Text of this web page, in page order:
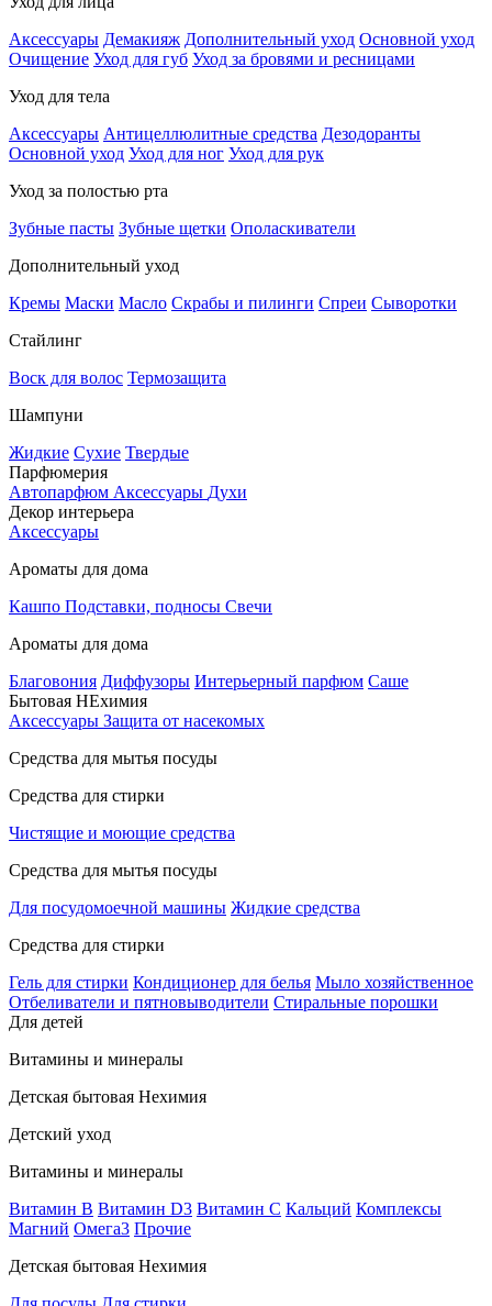
Аксессуары Демакияж Дополнительный уход Основной уход
Очищение Уход для губ Уход за бровями и ресницами
Уход для тела
Аксессуары Антицеллюлитные средства Дезодоранты
Основной уход Уход для ног Уход для рук
Уход за полостью рта
Зубные пасты Зубные щетки Ополаскиватели
Дополнительный уход
Кремы Маски Масло Скрабы и пилинги Спреи Сыворотки
Стайлинг
Воск для волос Термозащита
Шампуни
Жидкие Сухие Твердые
Парфюмерия
Автопарфюм Аксессуары Духи
Декор интерьера
Аксессуары
Ароматы для дома
Кашпо Подставки, подносы Свечи
Ароматы для дома
Благовония Диффузоры Интерьерный парфюм Саше
Бытовая НЕхимия
Аксессуары Защита от насекомых
Средства для мытья посуды
Средства для стирки
Чистящие и моющие средства
Средства для мытья посуды
Для посудомоечной машины Жидкие средства
Средства для стирки
Гель для стирки Кондиционер для белья Мыло хозяйственное
Отбеливатели и пятновыводители Стиральные порошки
Для детей
Витамины и минералы
Детская бытовая Нехимия
Детский уход
Витамины и минералы
Витамин В Витамин D3 Витамин С Кальций Комплексы
Магний Омега3 Прочие
Детская бытовая Нехимия